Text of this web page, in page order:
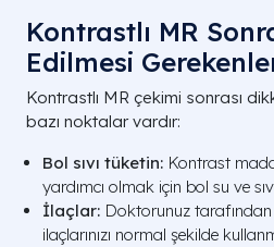
Kontrastlı MR
Edilmesi
Kontrastlı MR çekimi sonrası
bazı noktalar vardır:
Bol sıvı tüketin: Kontrast
yardımcı olmak için bol su ve
İlaçlar: Doktorunuz
ilaçlarınızı normal şekilde